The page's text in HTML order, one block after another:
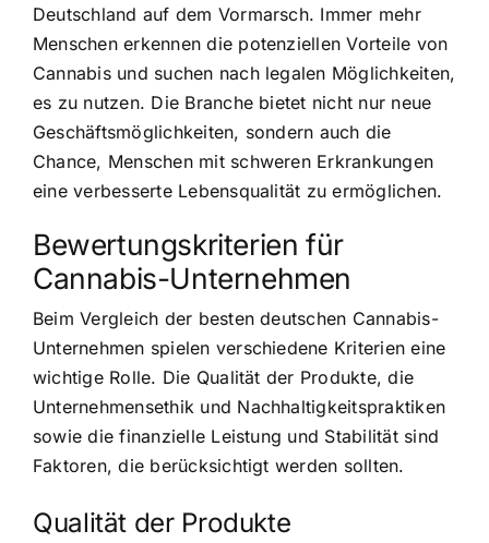
Deutschland auf dem Vormarsch. Immer mehr
Menschen erkennen die potenziellen Vorteile von
Cannabis und suchen nach legalen Möglichkeiten,
es zu nutzen. Die Branche bietet nicht nur neue
Geschäftsmöglichkeiten, sondern auch die
Chance, Menschen mit schweren Erkrankungen
eine verbesserte Lebensqualität zu ermöglichen.
Bewertungskriterien für
Cannabis-Unternehmen
Beim Vergleich der besten deutschen Cannabis-
Unternehmen spielen verschiedene Kriterien eine
wichtige Rolle. Die Qualität der Produkte, die
Unternehmensethik und Nachhaltigkeitspraktiken
sowie die finanzielle Leistung und Stabilität sind
Faktoren, die berücksichtigt werden sollten.
Qualität der Produkte